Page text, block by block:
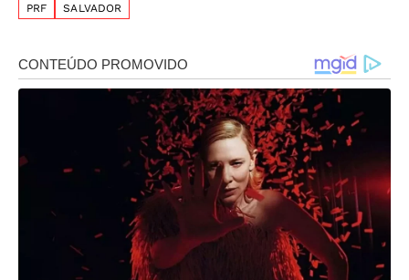
PRF
SALVADOR